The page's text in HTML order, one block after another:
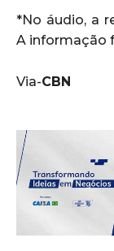
*No áudio, a
A informação
Via-CBN